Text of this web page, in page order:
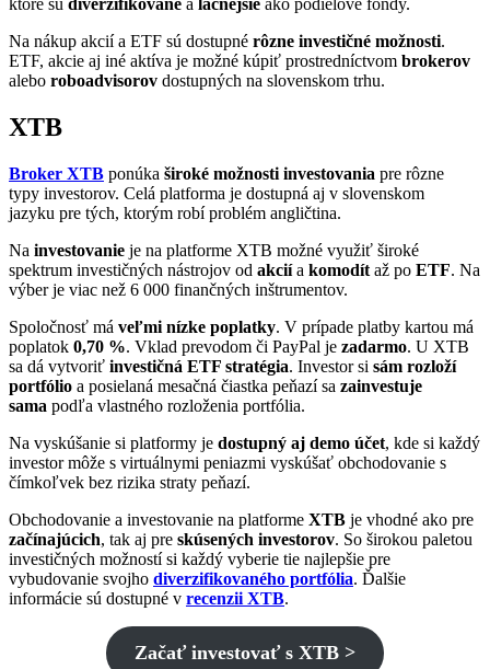
ktoré sú diverzifikované a lacnejšie ako podielové fondy.
Na nákup akcií a ETF sú dostupné rôzne investičné možnosti.
ETF, akcie aj iné aktíva je možné kúpiť prostredníctvom brokerov
alebo roboadvisorov dostupných na slovenskom trhu.
XTB
Broker XTB ponúka široké možnosti investovania pre rôzne
typy investorov. Celá platforma je dostupná aj v slovenskom
jazyku pre tých, ktorým robí problém angličtina.
Na investovanie je na platforme XTB možné využiť široké
spektrum investičných nástrojov od akciía komodít až po ETF. Na
výber je viac než 6 000 finančných inštrumentov.
Spoločnosť má veľmi nízke poplatky. V prípade platby kartou má
poplatok 0,70 %. Vklad prevodom či PayPal je zadarmo. U XTB
sa dá vytvoriť investičná ETF stratégia. Investor si sám rozloží
portfólio a posielaná mesačná čiastka peňazí sa zainvestuje
sama podľa vlastného rozloženia portfólia.
Na vyskúšanie si platformy je dostupný aj demo účet, kde si každý
investor môže s virtuálnymi peniazmi vyskúšať obchodovanie s
čímkoľvek bez rizika straty peňazí.
Obchodovanie a investovanie na platforme XTB je vhodné ako pre
začínajúcich, tak aj pre skúsených investorov. So širokou paletou
investičných možností si každý vyberie tie najlepšie pre
vybudovanie svojho diverzifikovaného portfólia. Ďalšie
informácie sú dostupné v recenzii XTB.
Začať investovať s XTB >